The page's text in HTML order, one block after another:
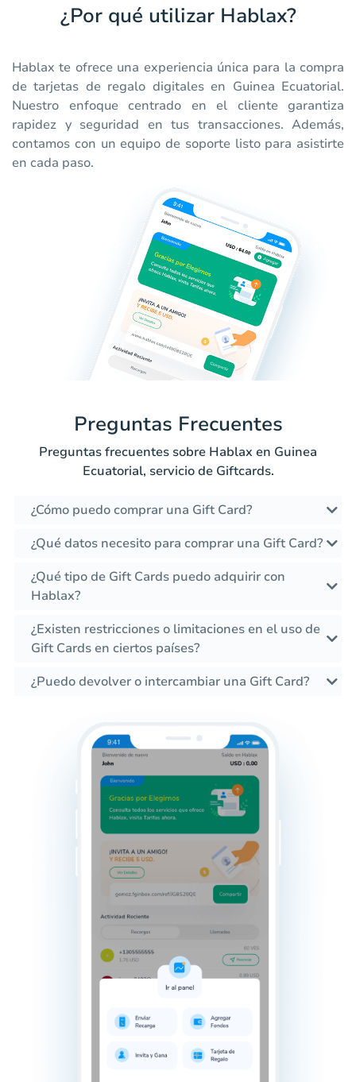
¿Por qué utilizar Hablax?
Hablax te ofrece una experiencia única para la compra
de tarjetas de regalo digitales en Guinea Ecuatorial.
Nuestro enfoque centrado en el cliente garantiza
rapidez y seguridad en tus transacciones. Además,
contamos con un equipo de soporte listo para asistirte
en cada paso.
Preguntas Frecuentes
Preguntas frecuentes sobre Hablax en Guinea
Ecuatorial, servicio de Giftcards.
¿Cómo puedo comprar una Gift Card?
¿Qué datos necesito para comprar una Gift Card?
¿Qué tipo de Gift Cards puedo adquirir con
Hablax?
¿Existen restricciones o limitaciones en el uso de
Gift Cards en ciertos países?
¿Puedo devolver o intercambiar una Gift Card?